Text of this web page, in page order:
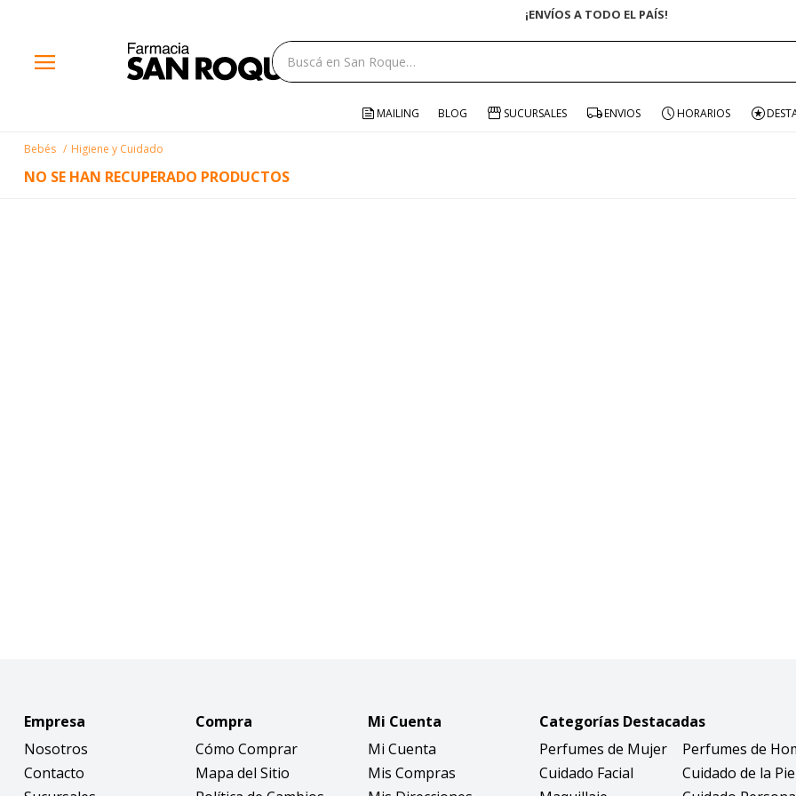
¡ENVÍOS A TODO EL PAÍS!
menu
MAILING BLOG SUCURSALES ENVIOS HORARIOS
Bebés Higiene y Cuidado
NO SE HAN RECUPERADO PRODUCTOS
Empresa
Nosotros
Contacto
Compra
Cómo Comprar
Mapa del Sitio
Mi Cuenta
Mi Cuenta
Mis Compras
Categorías Destacadas
Perfumes de Mujer
Perfumes de
Cuidado Facial
Cuidado de la
close
storefront
help